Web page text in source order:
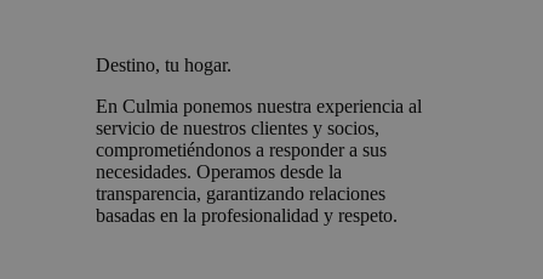
Destino, tu hogar.
En Culmia ponemos nuestra experiencia al
servicio de nuestros clientes y socios,
comprometiéndonos a responder a sus
necesidades. Operamos desde la
transparencia, garantizando relaciones
basadas en la profesionalidad y respeto.